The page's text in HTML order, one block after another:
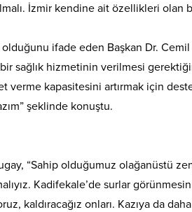
İzmir kendine ait özellikleri olan
ifade eden Başkan Dr. Cemil
sağlık hizmetinin verilmesi
verme kapasitesini artırmak için
şeklinde konuştu.
“Sahip olduğumuz olağanüstü
Kadifekale’de surlar
kaldıracağız onları. Kazıya da